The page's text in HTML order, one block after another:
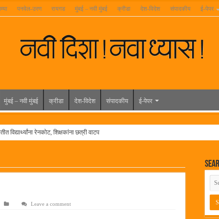
पनवेल-उरण रायगड मुंबई – नवी मुंबई क्रीडा देश-विदेश संपादकीय ई-पेपर
मुंबई – नवी मुंबई क्रीडा देश-विदेश संपादकीय ई-पेपर
विद्यार्थ्यांना रेनकोट, शिक्षकांना छत्री वाटप
वाढदिवसानिमित्त राज्यभरातून शुभेच्छांचा वर्षाव
जाहीर
Leave a comment